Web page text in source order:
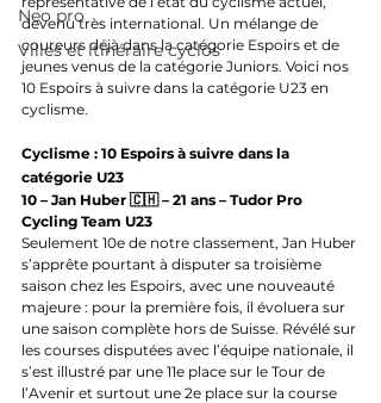
Neo pro
Villes et itinéraire cyclos
devenu très international. Un mélange de
coureurs déjà dans la catégorie Espoirs et de
jeunes venus de la catégorie Juniors. Voici nos
10 Espoirs à suivre dans la catégorie U23 en
cyclisme.
Cyclisme : 10 Espoirs à suivre dans la
catégorie U23
10 – Jan Huber 🇨🇭 – 21 ans – Tudor Pro
Cycling Team U23
Seulement 10e de notre classement, Jan Huber
s’apprête pourtant à disputer sa troisième
saison chez les Espoirs, avec une nouveauté
majeure : pour la première fois, il évoluera sur
une saison complète hors de Suisse. Révélé sur
les courses disputées avec l’équipe nationale, il
s’est illustré par une 11e place sur le Tour de
l’Avenir et surtout une 2e place sur la course